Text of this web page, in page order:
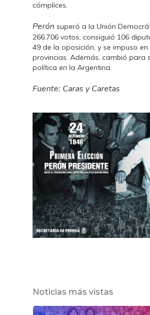
cómplices.
Perón superó a la Unión
266.706 votos, consiguió 106
49 de la oposición, y se impuso en
provincias. Además, cambió para
política en la Argentina.
Fuente: Caras y Caretas
Noticias más vistas